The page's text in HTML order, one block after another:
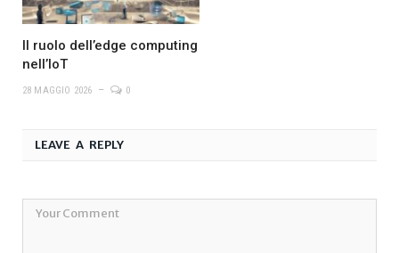
Il ruolo dell’edge computing
nell’IoT
28 MAGGIO 2026 0
LEAVE A REPLY